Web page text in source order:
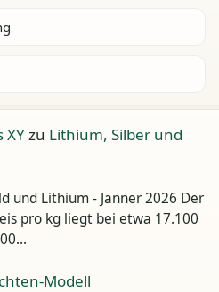
XYzu Lithium, Silber und
und Lithium - Jänner 2026 Der
pro kg liegt bei etwa 17.100
Modell